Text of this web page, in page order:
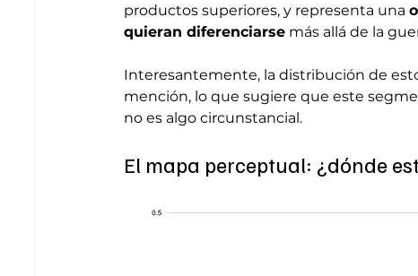
productos superiores, y representa una
quieran diferenciarse más allá de la
Interesantemente, la distribución de
mención, lo que sugiere que este
no es algo circunstancial.
El mapa perceptual: ¿dónde